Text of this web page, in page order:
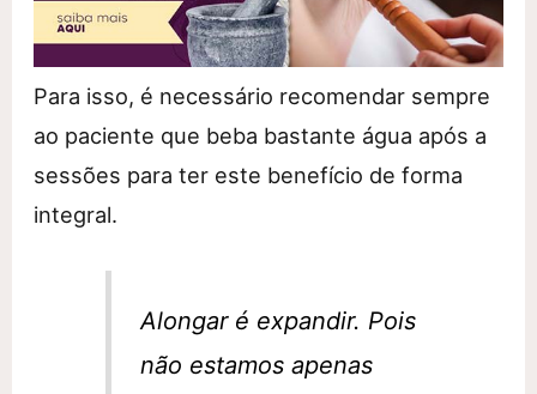
Para isso, é necessário recomendar sempre
ao paciente que beba bastante água após a
sessões para ter este benefício de forma
integral.
Alongar é expandir. Pois
não estamos apenas